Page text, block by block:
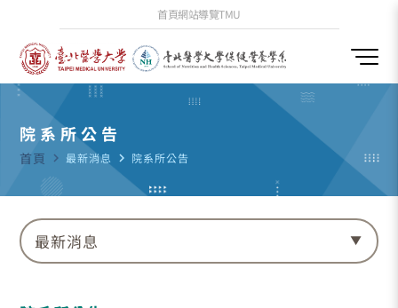
首頁網站導覽TMU
院系所公告
首頁 navigate_next 最新消息 navigate_next 院系所公告
最新消息